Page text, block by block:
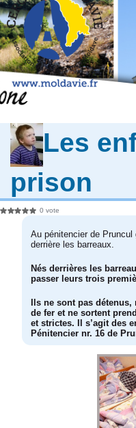
Les
prison
0 vote
Au pénitencier de
derrière les barreaux.
Nés derrières les
passer leurs trois
Ils ne sont pas
de fer et ne sortent
et strictes. Il s’agit des
Pénitencier nr. 16 de